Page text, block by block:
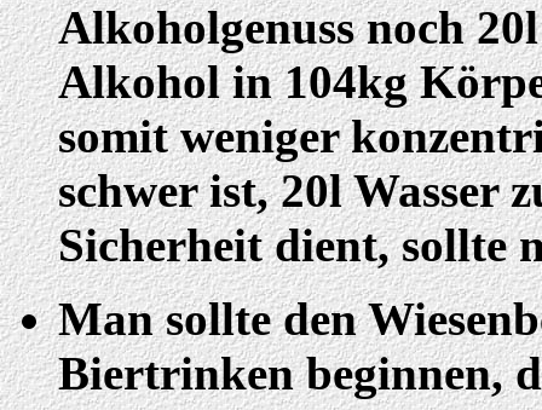
Alkoholgenuss noch
Alkohol in 104kg
somit weniger
schwer ist, 20l Wasser
Sicherheit dient, sollte
Man sollte den
Biertrinken beginnen,